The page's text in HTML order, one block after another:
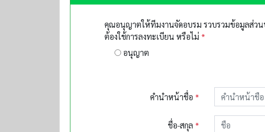
คุณอนุญาตให้ทีมงานจัดอบรม รวบรวมข้อมูลส่ว
ต้องใช้การลงทะเบียน หรือไม่ *
อนุญาต
คำนำหน้าชื่อ *
ชื่อ-สกุล *